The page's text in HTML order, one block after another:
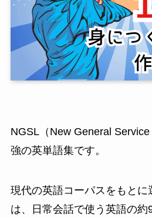
NGSL（New General Service
強の英単語集です。
現代の英語コーパスをもとに
は、
日常会話で使う英語の